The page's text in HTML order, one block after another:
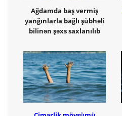
Ağdamda baş vermiş
yanğınlarla bağlı şübhəli
bilinən şəxs saxlanılıb